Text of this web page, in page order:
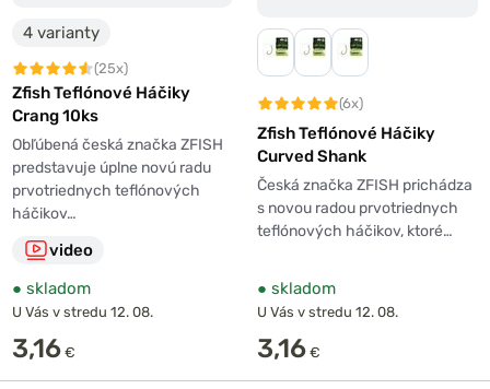
4 varianty
(25x)
Zfish Teflónové Háčiky
Crang 10ks
Obľúbená česká značka ZFISH
predstavuje úplne novú radu
prvotriednych teflónových
háčikov…
video
● skladom
U Vás v stredu 12. 08.
3,16 €
(6x)
Zfish Teflónové Háčiky
Curved Shank
Česká značka ZFISH prichádza
s novou radou prvotriednych
teflónových háčikov, ktoré…
● skladom
U Vás v stredu 12. 08.
3,16 €